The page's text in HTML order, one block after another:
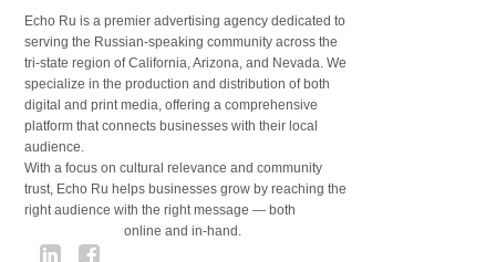
Echo Ru is a premier advertising agency dedicated to
serving the Russian-speaking community across the
tri-state region of California, Arizona, and Nevada. We
specialize in the production and distribution of both
digital and print media, offering a comprehensive
platform that connects businesses with their local
audience.
With a focus on cultural relevance and community
trust, Echo Ru helps businesses grow by reaching the
right audience with the right message — both
online and in-hand.